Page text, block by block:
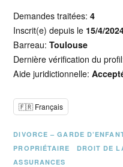
Demandes traitées:4
Inscrit(e) depuis le 15/4/
Barreau:Toulouse
Dernière vérification du
Aide juridictionnelle:
🇫🇷 Français
DIVORCE – GARDE
PROPRIÉTAIRE
DROIT DE
ASSURANCES